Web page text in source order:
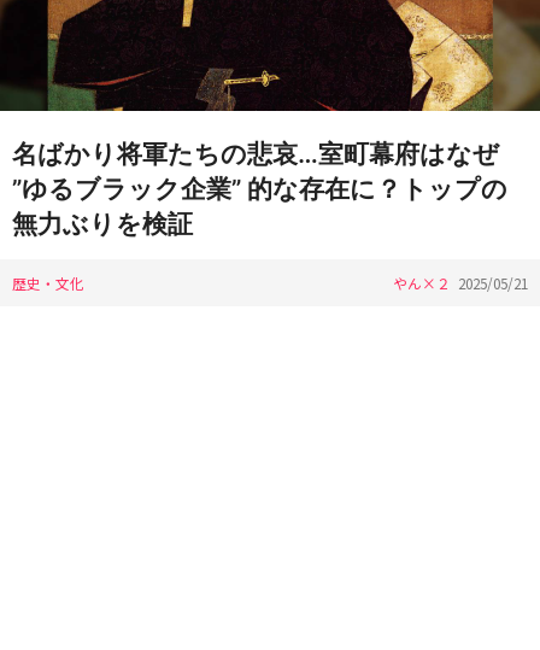
名ばかり将軍たちの悲哀…室町幕府はなぜ
”ゆるブラック企業” 的な存在に？トップの
無力ぶりを検証
歴史・文化 やん×２ 2025/05/21